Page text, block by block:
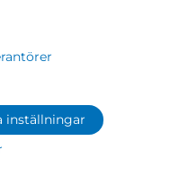
inställningar